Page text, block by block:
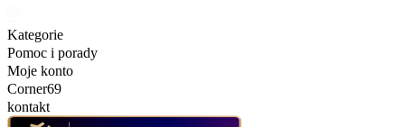
Kategorie
Pomoc i porady
Moje konto
Corner69
kontakt